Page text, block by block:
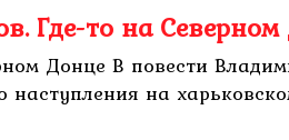
Где-то на
Донце В повести
наступления на